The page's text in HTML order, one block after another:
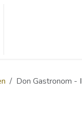
Don Gastronom -